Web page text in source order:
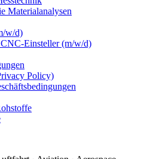
Materialanalysen
w/d)
Einsteller (m/w/d)
Policy)